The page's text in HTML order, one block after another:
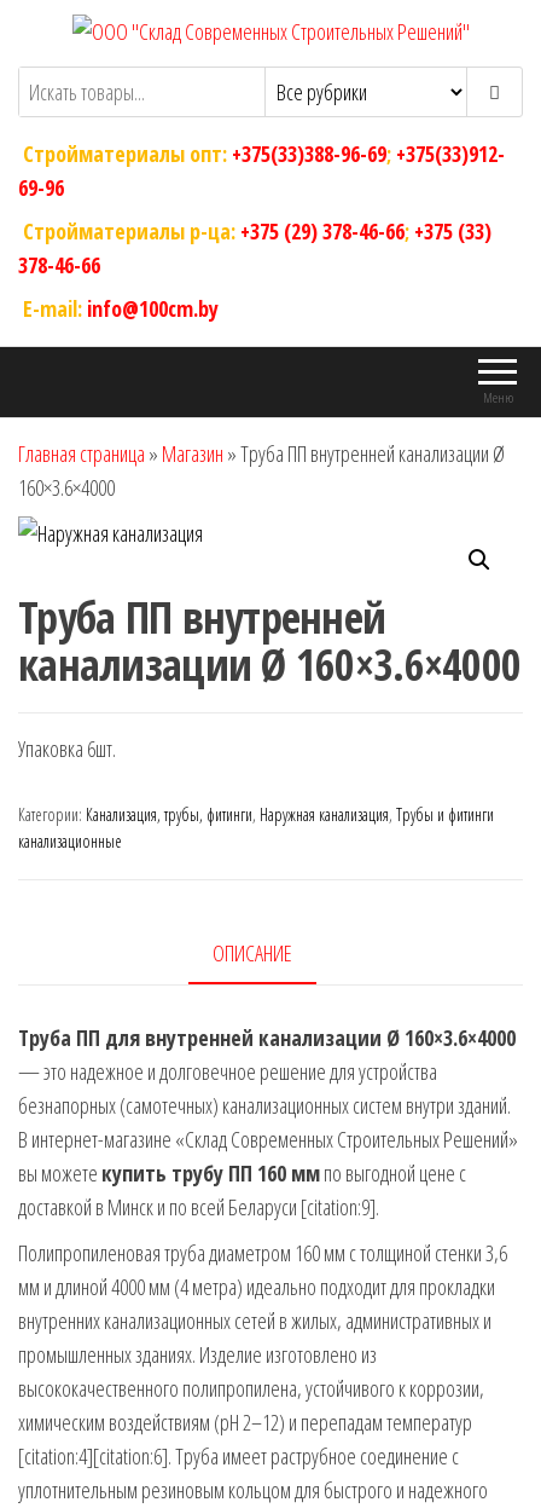
содержимому
ООО "Склад Современных Строительных
Решений"
Оптовый магазин строительных
материалов
Стройматериалы опт: +375(33)388-96-69; +375(33)912-
69-96
Стройматериалы р-ца: +375 (29) 378-46-66; +375 (33)
378-46-66
E-mail: info@100cm.by
Меню
Главная страница » Магазин »Труба ПП внутренней канализации Ø
160×3.6×4000
Труба ПП внутренней
канализации Ø 160×3.6×4000
Упаковка 6шт.
Категории: Канализация, трубы, фитинги, Наружная канализация, Трубы и фитинги
канализационные
ОПИСАНИЕ
Труба ПП для внутренней канализации Ø 160×3.6×4000
— это надежное и долговечное решение для устройства
безнапорных (самотечных) канализационных систем внутри зданий.
В интернет-магазине «Склад Современных Строительных Решений»
вы можете купить трубу ПП 160 ммпо выгодной цене с
доставкой в Минск и по всей Беларуси [citation:9].
Полипропиленовая труба диаметром 160 мм с толщиной стенки 3,6
мм и длиной 4000 мм (4 метра) идеально подходит для прокладки
внутренних канализационных сетей в жилых, административных и
промышленных зданиях. Изделие изготовлено из
высококачественного полипропилена, устойчивого к коррозии,
химическим воздействиям (pH 2–12) и перепадам температур
[citation:4][citation:6]. Труба имеет раструбное соединение с
уплотнительным резиновым кольцом для быстрого и надежного